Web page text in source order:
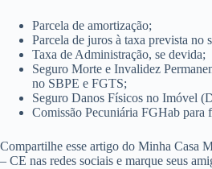
Parcela de amortização;
Parcela de juros à taxa prevista no
Taxa de Administração, se devida;
Seguro Morte e Invalidez
no SBPE e FGTS;
Seguro Danos Físicos no Imóvel
Comissão Pecuniária FGHab
Compartilhe esse artigo do Minha Casa
– CE nas redes sociais e marque seus